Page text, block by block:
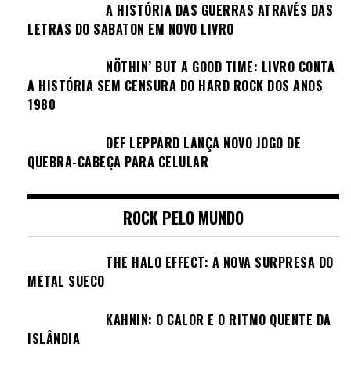
A HISTÓRIA DAS GUERRAS ATRAVÉS DAS
LETRAS DO SABATON EM NOVO LIVRO
NÖTHIN’ BUT A GOOD TIME: LIVRO CONTA
A HISTÓRIA SEM CENSURA DO HARD ROCK DOS ANOS
1980
DEF LEPPARD LANÇA NOVO JOGO DE
QUEBRA-CABEÇA PARA CELULAR
ROCK PELO MUNDO
THE HALO EFFECT: A NOVA SURPRESA DO
METAL SUECO
KAHNIN: O CALOR E O RITMO QUENTE DA
ISLÂNDIA